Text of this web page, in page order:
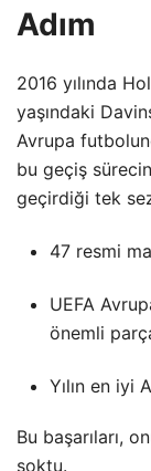
Adım
2016 yılında
yaşındaki
Avrupa
bu geçiş
geçirdiği tek
47 resmi
UEFA
önemli
Yılın en iyi
Bu başarıları,
soktu.